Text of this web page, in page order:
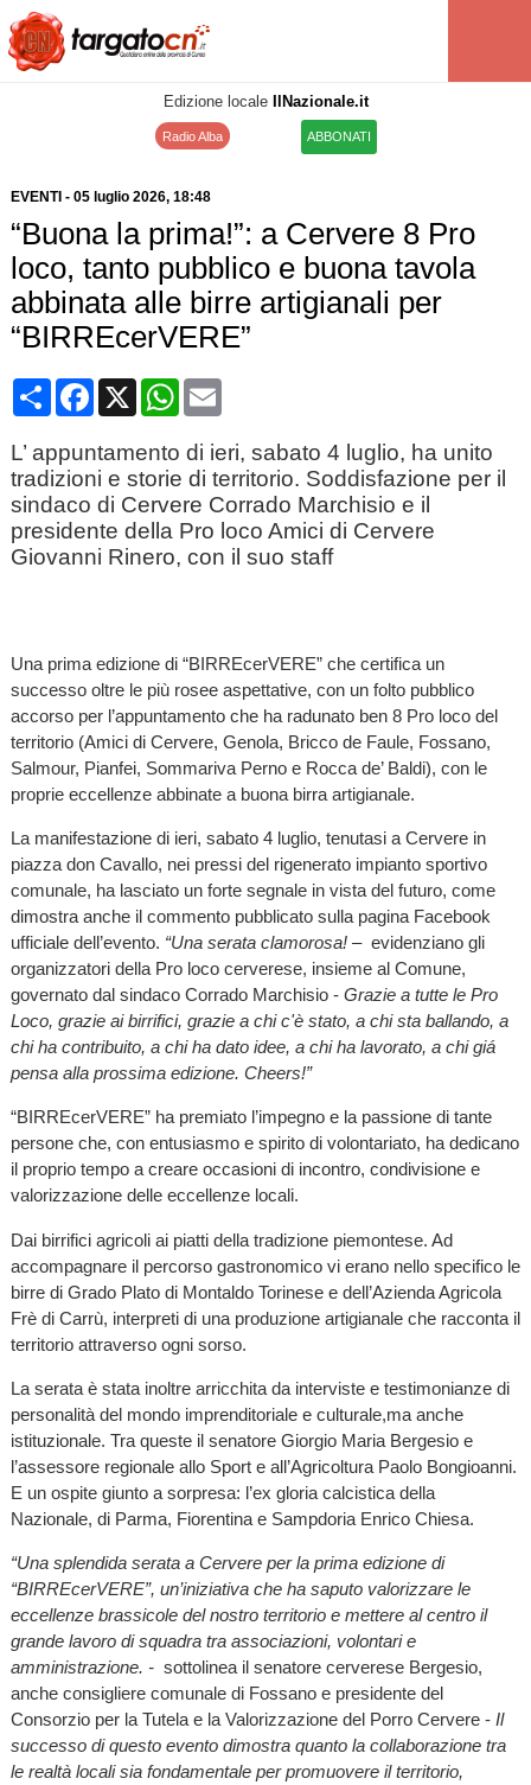
Edizione locale IlNazionale.it
Radio Alba ABBONATI
EVENTI - 05 luglio 2026, 18:48
“Buona la prima!”: a Cervere 8 Pro
loco, tanto pubblico e buona tavola
abbinata alle birre artigianali per
“BIRREcerVERE”
CondividiFacebook
X WhatsApp
Email
L’ appuntamento di ieri, sabato 4 luglio, ha unito
tradizioni e storie di territorio. Soddisfazione per il
sindaco di Cervere Corrado Marchisio e il
presidente della Pro loco Amici di Cervere
Giovanni Rinero, con il suo staff
Una prima edizione di “BIRREcerVERE” che certifica un
successo oltre le più rosee aspettative, con un folto pubblico
accorso per l’appuntamento che ha radunato ben 8 Pro loco del
territorio (Amici di Cervere, Genola, Bricco de Faule, Fossano,
Salmour, Pianfei, Sommariva Perno e Rocca de’ Baldi), con le
proprie eccellenze abbinate a buona birra artigianale.
La manifestazione di ieri, sabato 4 luglio, tenutasi a Cervere in
piazza don Cavallo, nei pressi del rigenerato impianto sportivo
comunale, ha lasciato un forte segnale in vista del futuro, come
dimostra anche il commento pubblicato sulla pagina Facebook
ufficiale dell’evento. “Una serata clamorosa! – evidenziano gli
organizzatori della Pro loco cerverese, insieme al Comune,
governato dal sindaco Corrado Marchisio -Grazie a tutte le Pro
Loco, grazie ai birrifici, grazie a chi c'è stato, a chi sta ballando, a
chi ha contribuito, a chi ha dato idee, a chi ha lavorato, a chi giá
pensa alla prossima edizione. Cheers!”
“BIRREcerVERE” ha premiato l’impegno e la passione di tante
persone che, con entusiasmo e spirito di volontariato, ha dedicano
il proprio tempo a creare occasioni di incontro, condivisione e
valorizzazione delle eccellenze locali.
Dai birrifici agricoli ai piatti della tradizione piemontese. Ad
accompagnare il percorso gastronomico vi erano nello specifico le
birre di Grado Plato di Montaldo Torinese e dell’Azienda Agricola
Frè di Carrù, interpreti di una produzione artigianale che racconta il
territorio attraverso ogni sorso.
La serata è stata inoltre arricchita da interviste e testimonianze di
personalità del mondo imprenditoriale e culturale,ma anche
istituzionale. Tra queste il senatore Giorgio Maria Bergesio e
l’assessore regionale allo Sport e all’Agricoltura Paolo Bongioanni.
E un ospite giunto a sorpresa: l’ex gloria calcistica della
Nazionale, di Parma, Fiorentina e Sampdoria Enrico Chiesa.
“Una splendida serata a Cervere per la prima edizione di
“BIRREcerVERE”, un’iniziativa che ha saputo valorizzare le
eccellenze brassicole del nostro territorio e mettere al centro il
grande lavoro di squadra tra associazioni, volontari e
amministrazione. - sottolinea il senatore cerverese Bergesio,
anche consigliere comunale di Fossano e presidente del
Consorzio per la Tutela e la Valorizzazione del Porro Cervere -Il
successo di questo evento dimostra quanto la collaborazione tra
le realtà locali sia fondamentale per promuovere il territorio,